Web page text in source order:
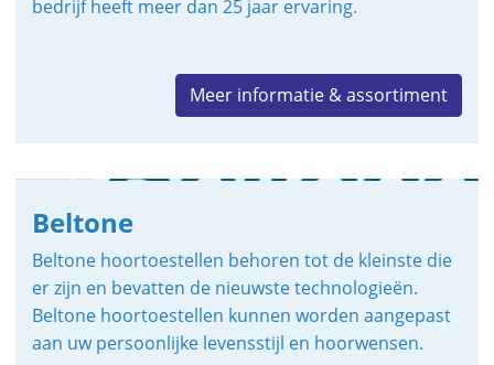
bedrijf heeft meer dan 25 jaar ervaring.
Meer informatie & assortiment
Beltone
Beltone hoortoestellen behoren tot de kleinste die
er zijn en bevatten de nieuwste technologieën.
Beltone hoortoestellen kunnen worden aangepast
aan uw persoonlijke levensstijl en hoorwensen.